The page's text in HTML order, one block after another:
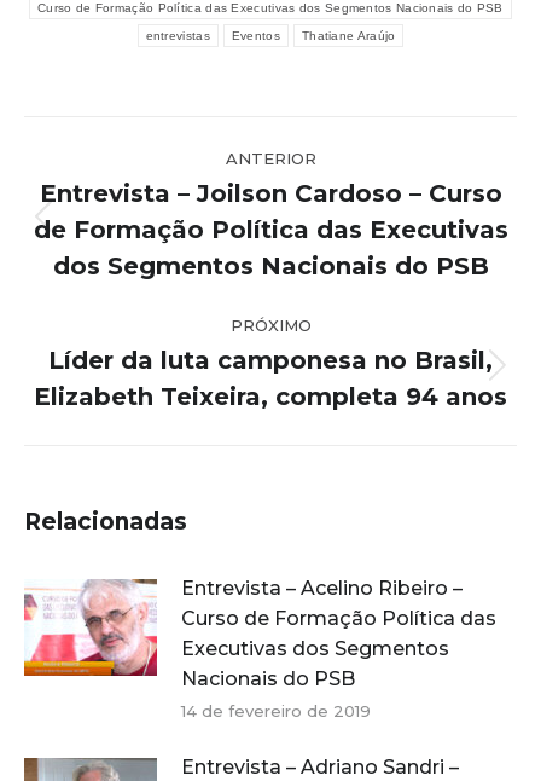
Curso de Formação Política das Executivas dos Segmentos Nacionais do PSB
entrevistas Eventos Thatiane Araújo
de
post:
ANTERIOR
Post
anterior:
Entrevista – Joilson Cardoso – Curso
de Formação Política das Executivas
dos Segmentos Nacionais do PSB
PRÓXIMO
Próximo
post:
Líder da luta camponesa no Brasil,
Elizabeth Teixeira, completa 94 anos
Relacionadas
Entrevista – Acelino Ribeiro –
Curso de Formação Política das
Executivas dos Segmentos
Nacionais do PSB
14 de fevereiro de 2019
Entrevista – Adriano Sandri –